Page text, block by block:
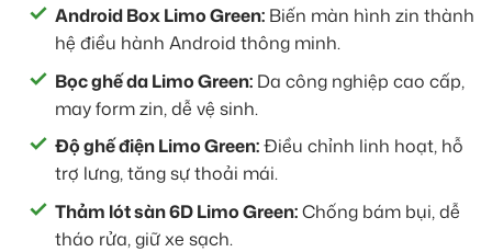
Android Box Limo Green: Biến màn hình zin thành
hệ điều hành Android thông minh.
Bọc ghế da Limo Green: Da công nghiệp cao cấp,
may form zin, dễ vệ sinh.
Độ ghế điện Limo Green:Điều chỉnh linh hoạt, hỗ
trợ lưng, tăng sự thoải mái.
Thảm lót sàn 6D Limo Green:Chống bám bụi, dễ
tháo rửa, giữ xe sạch.